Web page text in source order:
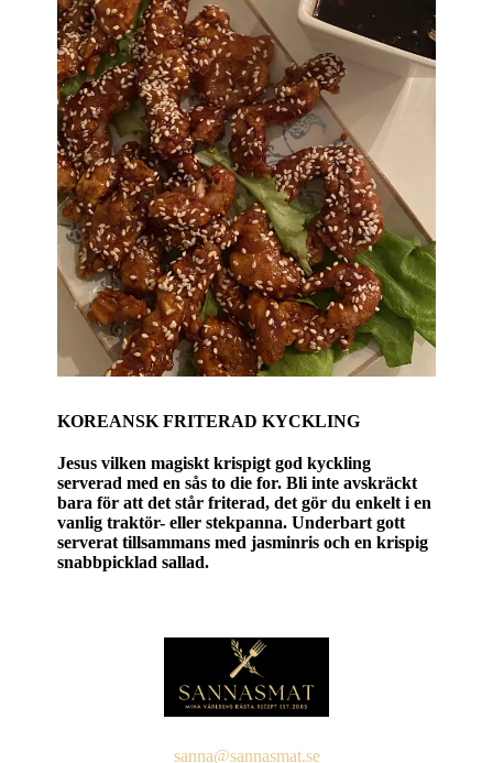
KOREANSK FRITERAD KYCKLING
Jesus vilken magiskt krispigt god kyckling
serverad med en sås to die for. Bli inte avskräckt
bara för att det står friterad, det gör du enkelt i en
vanlig traktör- eller stekpanna. Underbart gott
serverat tillsammans med jasminris och en krispig
snabbpicklad sallad.
sanna@sannasmat.se